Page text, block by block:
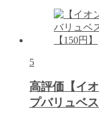
5
高評価【イ
プバリュベ